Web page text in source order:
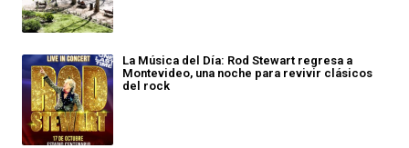
La Música del Día: Rod Stewart regresa a
Montevideo, una noche para revivir clásicos
del rock